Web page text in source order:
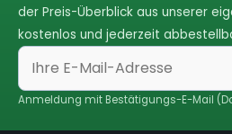
der Preis-Überblick aus unserer
kostenlos und jederzeit
Anmeldung mit Bestätigungs-E-Mail